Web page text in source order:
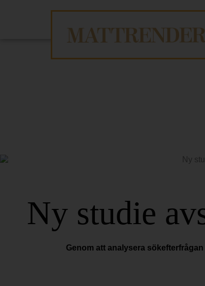
Ny studie
Genom att analysera